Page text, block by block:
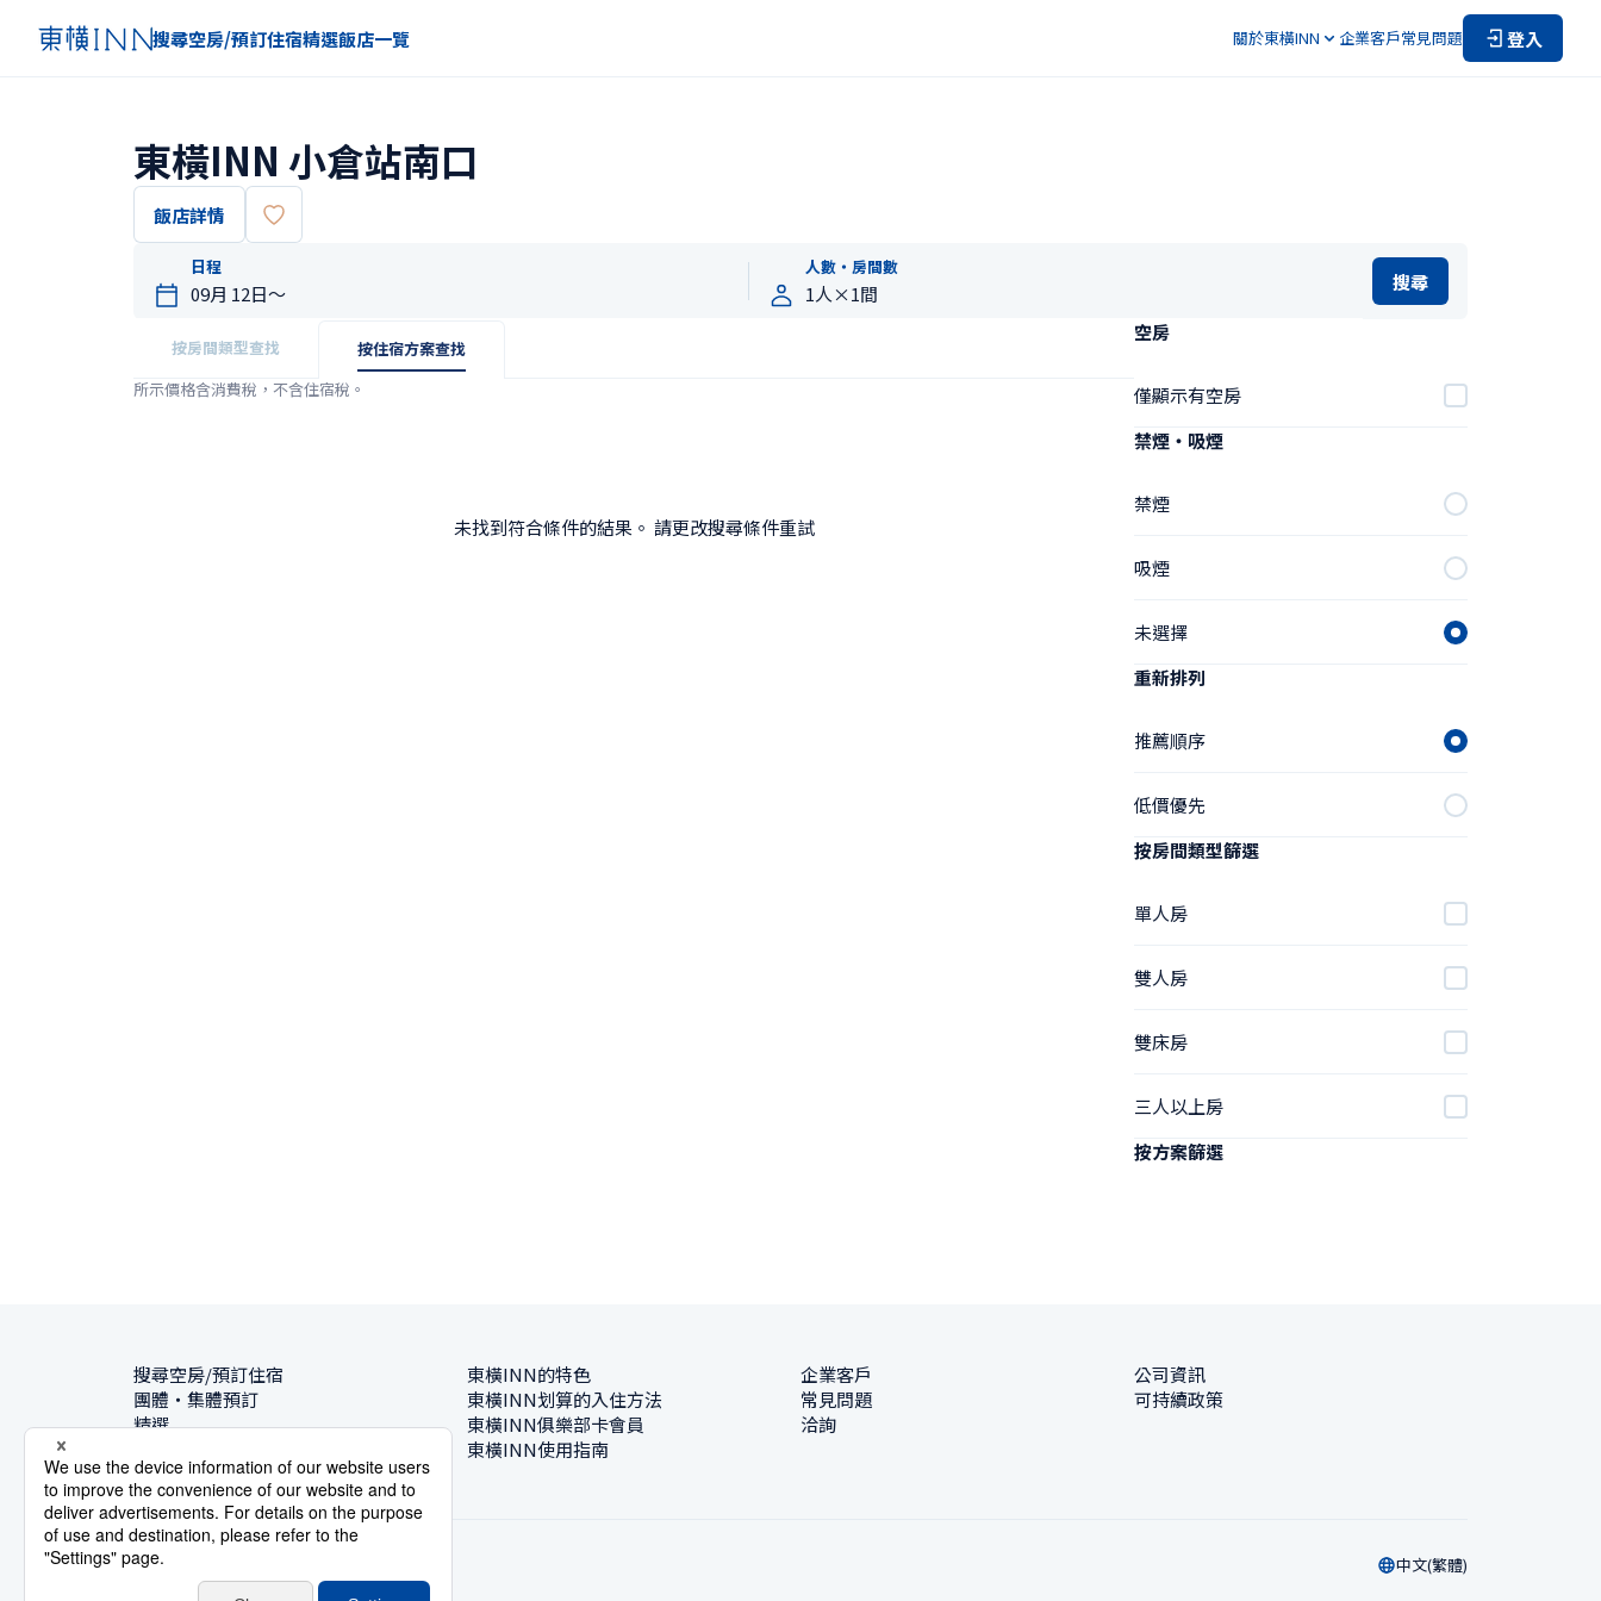
搜尋空房/預訂住宿精選飯店一覽 關於東橫INN 企業客戶常見問題 登入
東橫INN 小倉站南口
飯店詳情
日程 人數・房間數
搜尋
按房間類型查找
按住宿方案查找
所示價格含消費稅，不含住宿稅。
未找到符合條件的結果。 請更改搜尋條件重試
空房
僅顯示有空房
禁煙・吸煙
禁煙
吸煙
未選擇
重新排列
推薦順序
低價優先
按房間類型篩選
單人房
雙人房
雙床房
三人以上房
按方案篩選
搜尋空房/預訂住宿
團體・集體預訂
精選
東橫INN的特色
東橫INN划算的入住方法
東橫INN俱樂部卡會員
東橫INN使用指南
企業客戶
常見問題
洽詢
公司資訊
可持續政策
中文(繁體)